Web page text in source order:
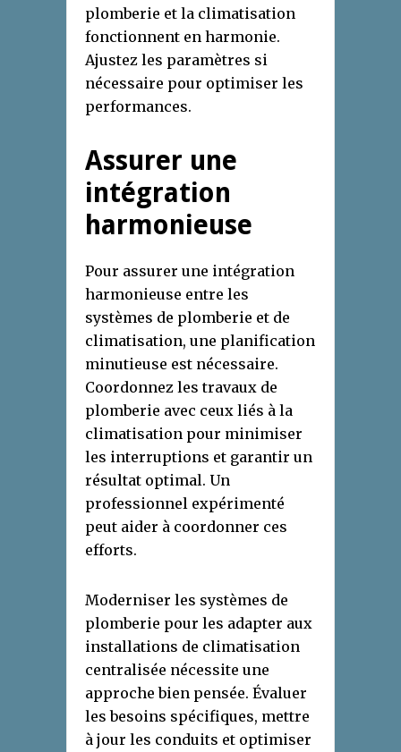
plomberie et la climatisation
fonctionnent en harmonie.
Ajustez les paramètres si
nécessaire pour optimiser les
performances.
Assurer une
intégration
harmonieuse
Pour assurer une intégration
harmonieuse entre les
systèmes de plomberie et de
climatisation, une planification
minutieuse est nécessaire.
Coordonnez les travaux de
plomberie avec ceux liés à la
climatisation pour minimiser
les interruptions et garantir un
résultat optimal. Un
professionnel expérimenté
peut aider à coordonner ces
efforts.
Moderniser les systèmes de
plomberie pour les adapter aux
installations de climatisation
centralisée nécessite une
approche bien pensée. Évaluer
les besoins spécifiques, mettre
à jour les conduits et optimiser